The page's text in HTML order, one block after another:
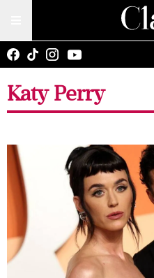
Katy Perry